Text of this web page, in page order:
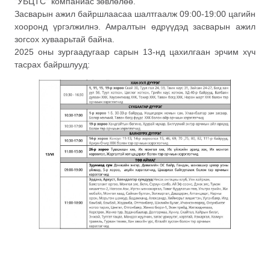
Засварын ажил байршлаасаа шалтгаалж 09:00-19:00 цагийн
хооронд үргэлжилнэ. Амралтын өдрүүдэд засварын ажил
зогсох хуваарьтай байна.
2025 оны зургаадугаар сарын 13-нд цахилгаан эрчим хүч
тасрах байршлууд: